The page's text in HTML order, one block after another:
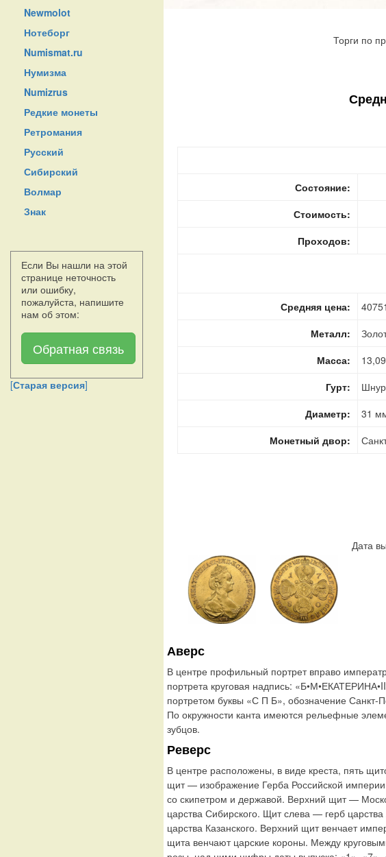
Newmolot
Нотеборг
Numismat.ru
Нумизма
Numizrus
Редкие монеты
Ретромания
Русский
Сибирский
Волмар
Знак
Если Вы нашли на этой
странице неточность
или ошибку,
пожалуйста, напишите
нам об этом:
Обратная связь
[Старая версия]
Торги по
Состояние:
Стоимость:
Проходов:
Средняя цена:
Металл:
Масса:
Гурт:
Шнур
Диаметр:
31
Монетный двор:
Дата
Аверс
В центре профильный портрет вправо
портрета круговая надпись:
портретом буквы «С П Б», обозначение Санкт-
По окружности канта имеются рельефные
зубцов.
Реверс
В центре расположены, в виде креста, пять
щит — изображение Герба Российской
со скипетром и державой. Верхний щит —
царства Сибирского. Щит слева — герб
царства Казанского. Верхний щит венчает
щита венчают царские короны. Между